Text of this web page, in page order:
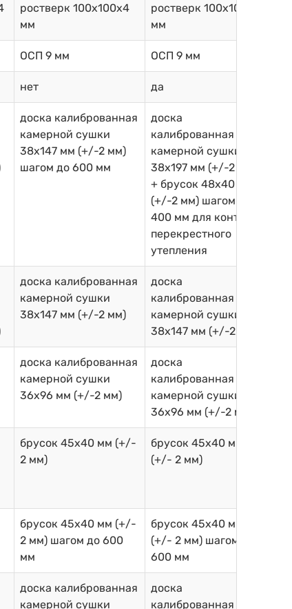
ростверк 100х100х4
мм
ростверк 100х100х4
мм
ОСП 9 мм ОСП 9 мм
нет да
доска калиброванная
камерной сушки
38х147 мм (+/-2 мм)
шагом до 600 мм
доска
калиброванная
камерной сушки
38х197 мм (+/-2 мм)
+ брусок 48х40 мм
(+/-2 мм) шагом до
400 мм для контр-
перекрестного
утепления
доска калиброванная
камерной сушки
38х147 мм (+/-2 мм)
доска
калиброванная
камерной сушки
38х147 мм (+/-2 мм)
доска калиброванная
камерной сушки
36х96 мм (+/-2 мм)
доска
калиброванная
камерной сушки
36х96 мм (+/-2 мм)
брусок 45х40 мм (+/-
2 мм)
брусок 45х40 мм
(+/- 2 мм)
брусок 45х40 мм (+/-
2 мм) шагом до 600
мм
брусок 45х40 мм
(+/- 2 мм) шагом до
600 мм
доска калиброванная
камерной сушки
доска
калиброванная